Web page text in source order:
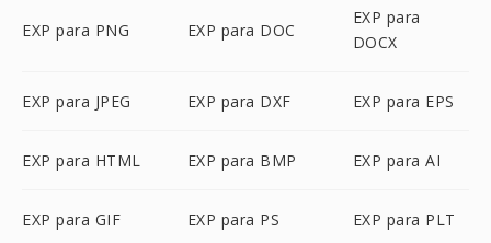
EXP para PNG EXP para DOC
EXP para
DOCX
EXP para JPEG EXP para DXF EXP para EPS
EXP para HTML EXP para BMP EXP para AI
EXP para GIF EXP para PS EXP para PLT